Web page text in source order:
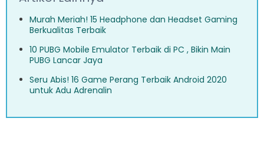
Murah Meriah! 15 Headphone dan Headset Gaming
Berkualitas Terbaik
10 PUBG Mobile Emulator Terbaik di PC , Bikin Main
PUBG Lancar Jaya
Seru Abis! 16 Game Perang Terbaik Android 2020
untuk Adu Adrenalin